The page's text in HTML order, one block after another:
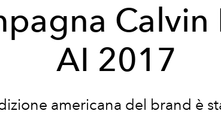
Calvin
AI 2017
americana del brand è